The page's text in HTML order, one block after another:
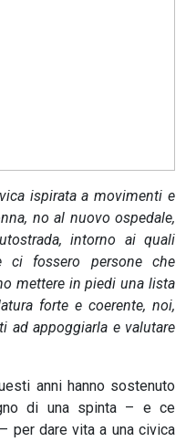
ispirata a movimenti e
no al nuovo ospedale,
intorno ai quali
ci fossero persone che
mettere in piedi una lista
forte e coerente, noi,
ad appoggiarla e valutare
anni hanno sostenuto
di una spinta – e ce
per dare vita a una civica